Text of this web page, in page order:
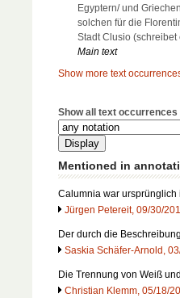
Egyptern/ und
solchen für die
Stadt Clusio
Main text
Show more text
Show all text
Mentioned in
Calumnia war
Jürgen Petereit, 09/30/
Der durch die
Saskia Schäfer-Arnold,
Die Trennung von Weiß
Christian Klemm, 05/18/